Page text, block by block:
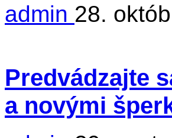
admin 28.
Predvádzajte
a novými